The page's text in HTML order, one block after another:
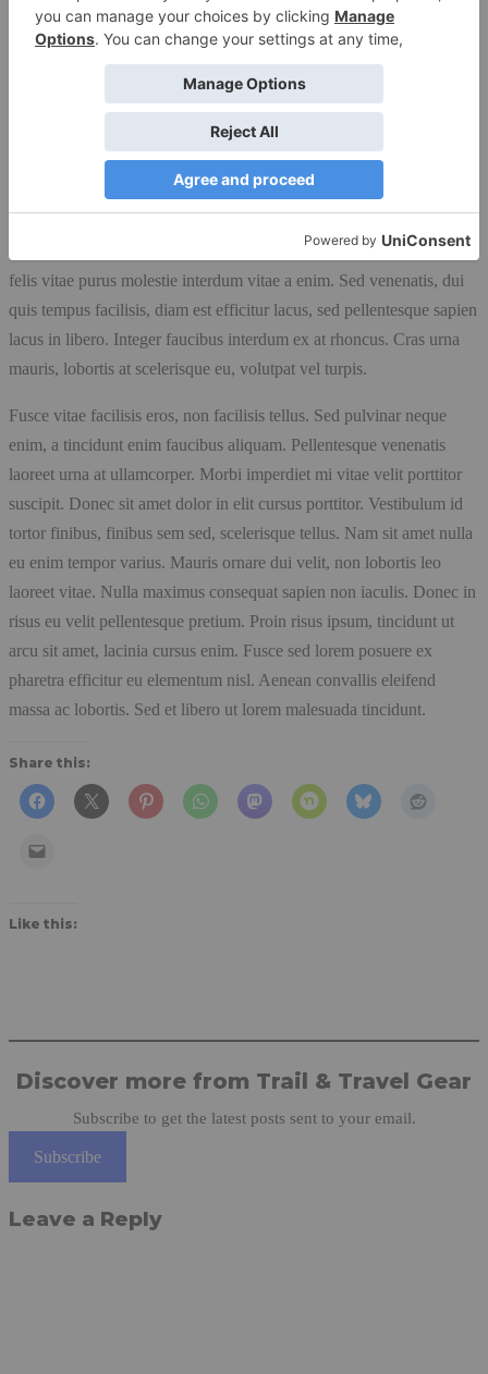
mattis eleifend neque, non pharetra enim egestas vitae. Nulla ut
ipsum lacus, et sodales neque finibus in.
Curabitur feugiat, augue a suscipit finibus, lectus lorem interdum
nunc, et feugiat nibh ante sit amet erat. Aenean consectetur eu mi ut
ultrices. Integer tempor ut dolor nec congue. Integer sed metus ut
amet, consectetur adipiscing elit. Donec at lorem tortor. Nullam non
felis vitae purus molestie interdum vitae a enim. Sed venenatis, dui
quis tempus facilisis, diam est efficitur lacus, sed pellentesque sapien
lacus in libero. Integer faucibus interdum ex at rhoncus. Cras urna
mauris, lobortis at scelerisque eu, volutpat vel turpis.
Fusce vitae facilisis eros, non facilisis tellus. Sed pulvinar neque
enim, a tincidunt enim faucibus aliquam. Pellentesque venenatis
laoreet urna at ullamcorper. Morbi imperdiet mi vitae velit porttitor
suscipit. Donec sit amet dolor in elit cursus porttitor. Vestibulum id
tortor finibus, finibus sem sed, scelerisque tellus. Nam sit amet nulla
eu enim tempor varius. Mauris ornare dui velit, non lobortis leo
laoreet vitae. Nulla maximus consequat sapien non iaculis. Donec in
risus eu velit pellentesque pretium. Proin risus ipsum, tincidunt ut
arcu sit amet, lacinia cursus enim. Fusce sed lorem posuere ex
pharetra efficitur eu elementum nisl. Aenean convallis eleifend
massa ac lobortis. Sed et libero ut lorem malesuada tincidunt.
Share this:
Like this:
Discover more from Trail & Travel Gear
Subscribe to get the latest posts sent to your email.
Subscribe
Leave a Reply